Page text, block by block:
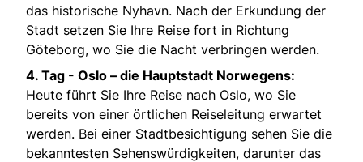
das historische Nyhavn. Nach der Erkundung der
Stadt setzen Sie Ihre Reise fort in Richtung
Göteborg, wo Sie die Nacht verbringen werden.
4. Tag - Oslo – die Hauptstadt Norwegens:
Heute führt Sie Ihre Reise nach Oslo, wo Sie
bereits von einer örtlichen Reiseleitung erwartet
werden. Bei einer Stadtbesichtigung sehen Sie die
bekanntesten Sehenswürdigkeiten, darunter das